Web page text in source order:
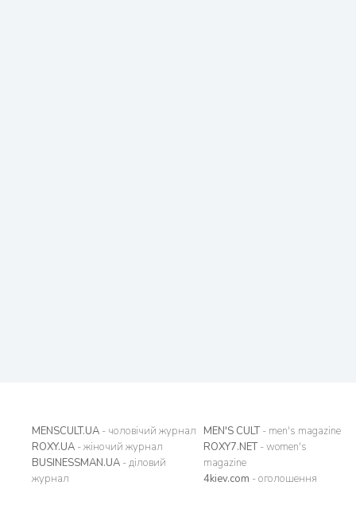
MENSCULT.UA - чоловічий журнал
ROXY.UA - жіночий журнал
BUSINESSMAN.UA - діловий
журнал
MEN'S CULT- men's magazine
ROXY7.NET- women's
magazine
4kiev.com - оголошення